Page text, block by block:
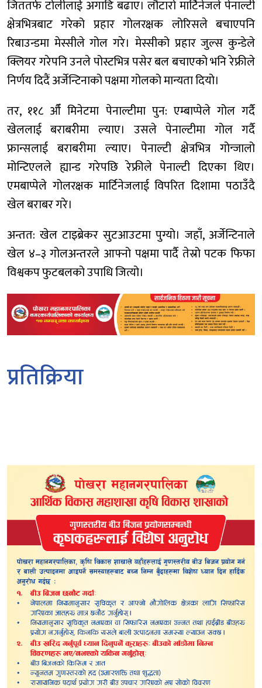
जिततर्फ टोलीलाई अगाडि बढाए। लौटारो मार्टिनेजले पेनाल्टी
क्षेत्रभित्रबाट गरेको प्रहार गोलरक्षक लोरिसले बचाएपनि
रिबाउन्डमा मेस्सीले गोल गरे। मेस्सीको प्रहार जुल्स कुन्डेले
क्लियर गरेपनि उनले पोस्टभित्र पसेर बल बचाएको भनि रेफ्रीले
निर्णय दिदैं अर्जेन्टिनाको पक्षमा गोलको मान्यता दियो।
तर, ११८ औँ मिनेटमा पेनाल्टीमा पुन: एम्बाप्पेले गोल गर्दै
खेललाई बराबरीमा ल्याए। उसले पेनाल्टीमा गोल गर्दै
फ्रान्सलाई बराबरीमा ल्याए। पेनाल्टी क्षेत्रभित्र गोन्जालो
मोन्टिएलले ह्यान्ड गरेपछि रेफ्रीले पेनाल्टी दिएका थिए।
एमबाप्पेले गोलरक्षक मार्टिनेजलाई विपरित दिशामा पठाउँदै
खेल बराबर गरे।
अन्तत: खेल टाइब्रेकर सुटआउटमा पुग्यो। जहाँ, अर्जेन्टिनाले
खेल ४–३ गोलअन्तरले आफ्नो पक्षमा पार्दै तेस्रो पटक फिफा
विश्वकप फुटबलको उपाधि जित्यो।
प्रतिक्रिया